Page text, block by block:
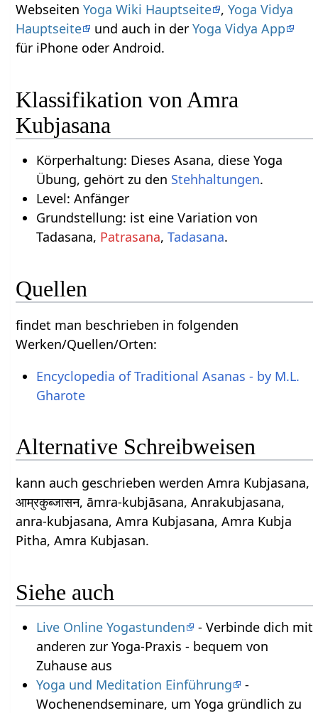
WebseitenYoga Wiki Hauptseite ,Yoga Vidya
Hauptseite
und auch in derYoga Vidya App
für iPhone oder Android.
Klassifikation von Amra
Kubjasana
Körperhaltung: Dieses Asana, diese Yoga
Übung, gehört zu den Stehhaltungen.
Level: Anfänger
Grundstellung: ist eine Variation von
Tadasana, Patrasana, Tadasana.
Quellen
findet man beschrieben in folgenden
Werken/Quellen/Orten:
Encyclopedia of Traditional Asanas - by M.L.
Gharote
Alternative Schreibweisen
kann auch geschrieben werden Amra Kubjasana,
आम्रकुब्जासन, āmra-kubjāsana, Anrakubjasana,
anra-kubjasana, Amra Kubjasana, Amra Kubja
Pitha, Amra Kubjasan.
Siehe auch
Live Online Yogastunden
- Verbinde dich mit
anderen zur Yoga-Praxis - bequem von
Zuhause aus
Yoga und Meditation Einführung
-
Wochenendseminare, um Yoga gründlich zu